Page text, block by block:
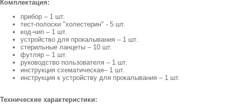
Комплектация:
прибор – 1 шт.
тест-полоски "холестерин" - 5 шт.
код-чип – 1 шт.
устройство для прокалывания – 1 шт.
стерильные ланцеты – 10 шт.
футляр – 1 шт.
руководство пользователя – 1 шт.
инструкция схематическая– 1 шт.
инструкция к устройству для прокалывания – 1 шт.
Технические характеристики: